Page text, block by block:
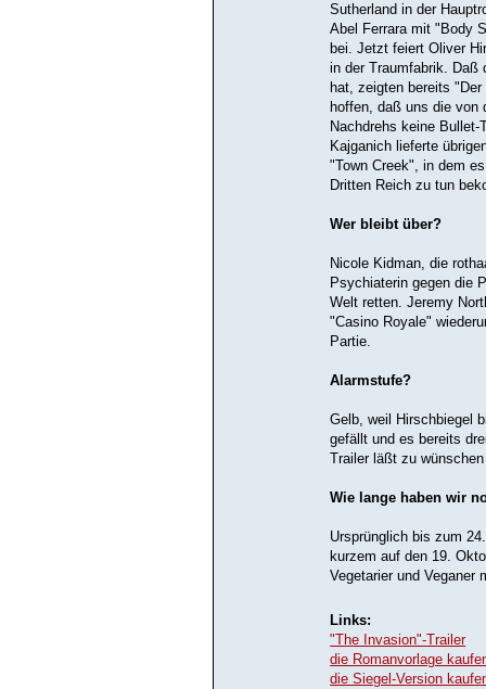
Sutherland in der
Abel Ferrara mit "Body
bei. Jetzt feiert Oliver
in der Traumfabrik. Daß
hat, zeigten bereits
hoffen, daß uns die von
Nachdrehs keine
Kajganich lieferte
"Town Creek", in dem
Dritten Reich zu tun
Wer bleibt über?
Nicole Kidman, die
Psychiaterin gegen die
Welt retten. Jeremy
"Casino Royale"
Partie.
Alarmstufe?
Gelb, weil Hirschbiegel
gefällt und es bereits
Trailer läßt zu
Wie lange haben wir
Ursprünglich bis zum
kurzem auf den 19.
Vegetarier und Veganer
Links:
"The Invasion"-Trailer
die Romanvorlage
die Siegel-Version